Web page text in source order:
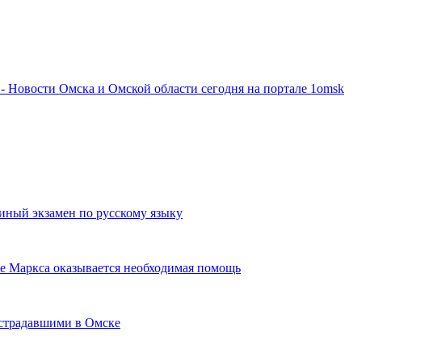
Новости Омска и Омской области сегодня на портале 1omsk
экзамен по русскому языку
оказывается необходимая помощь
в Омске